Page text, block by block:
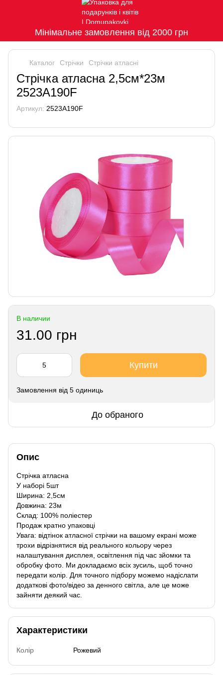
Мінімальне замовлення від 2000 грн
Каталог Стрічки Стрічки атласні
Стрічка атласна 2,5см*23м
2523A190F
Артикул: 2523A190F
В наличии
31.00 грн
Купити
Замовлення від 5 одиниць
До обраного
Опис
Стрічка атласна
У наборі 5шт
Ширина: 2,5см
Довжина: 23м
Склад: 100% поліестер
Продаж кратно упаковці
Увага: відтінок атласної стрічки на вашому екрані може
трохи відрізнятися від реального кольору через
налаштування дисплея, освітлення під час зйомки та
обробку фото. Ми докладаємо всіх зусиль, щоб точно
передати колір. Для точного підбору можемо надіслати
додаткові фото/відео за денного світла, але це може
зайняти деякий час.
Характеристики
Колір Рожевий